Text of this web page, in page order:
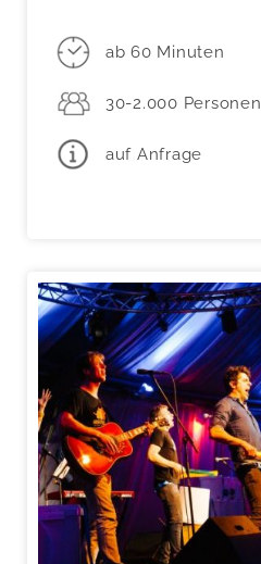
ab 60 Minuten
30-2.000 Personen
auf Anfrage